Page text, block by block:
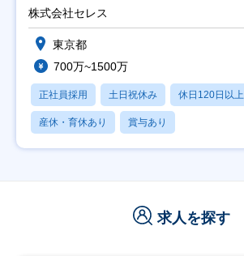
株式会社セレス
東京都
700万~1500万
正社員採用 土日祝休み 休日120日以上
産休・育休あり 賞与あり
求人を探す